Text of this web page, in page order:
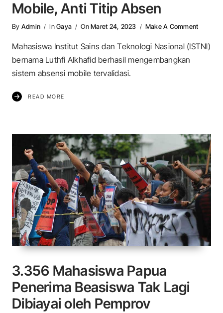
Mobile, Anti Titip Absen
By Admin InGaya OnMaret 24, 2023 Make A CommentOn
Mahasiswa Institut Sains dan Teknologi Nasional (ISTNl)
bernama Luthfi Alkhafid berhasil mengembangkan
sistem absensi mobile tervalidasi.
READ MORE
3.356 Mahasiswa Papua
Penerima Beasiswa Tak Lagi
Dibiayai oleh Pemprov